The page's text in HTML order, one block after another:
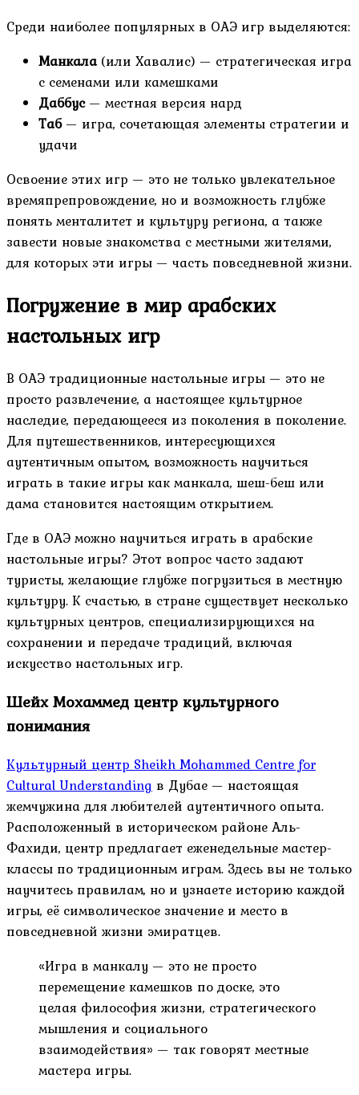
Среди наиболее популярных в ОАЭ игр выделяются:
Манкала(или Хавалис) — стратегическая игра
с семенами или камешками
Даббус— местная версия нард
Таб— игра, сочетающая элементы стратегии и
удачи
Освоение этих игр — это не только увлекательное
времяпрепровождение, но и возможность глубже
понять менталитет и культуру региона, а также
завести новые знакомства с местными жителями,
для которых эти игры — часть повседневной жизни.
Погружение в мир арабских
настольных игр
В ОАЭ традиционные настольные игры — это не
просто развлечение, а настоящее культурное
наследие, передающееся из поколения в поколение.
Для путешественников, интересующихся
аутентичным опытом, возможность научиться
играть в такие игры как манкала, шеш-беш или
дама становится настоящим открытием.
Где в ОАЭ можно научиться играть в арабские
настольные игры? Этот вопрос часто задают
туристы, желающие глубже погрузиться в местную
культуру. К счастью, в стране существует несколько
культурных центров, специализирующихся на
сохранении и передаче традиций, включая
искусство настольных игр.
Шейх Мохаммед центр культурного
понимания
Культурный центр Sheikh Mohammed Centre for
Cultural Understandingв Дубае — настоящая
жемчужина для любителей аутентичного опыта.
Расположенный в историческом районе Аль-
Фахиди, центр предлагает еженедельные мастер-
классы по традиционным играм. Здесь вы не только
научитесь правилам, но и узнаете историю каждой
игры, её символическое значение и место в
повседневной жизни эмиратцев.
«Игра в манкалу — это не просто
перемещение камешков по доске, это
целая философия жизни, стратегического
мышления и социального
взаимодействия» — так говорят местные
мастера игры.